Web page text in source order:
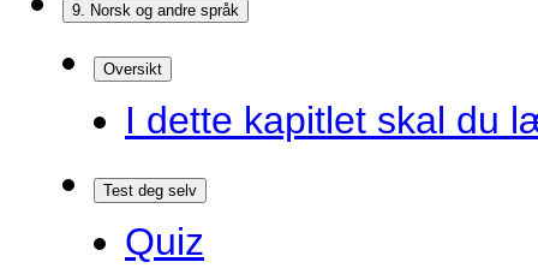
9. Norsk og andre språk
Oversikt
I dette kapitlet skal du
Test deg selv
Quiz